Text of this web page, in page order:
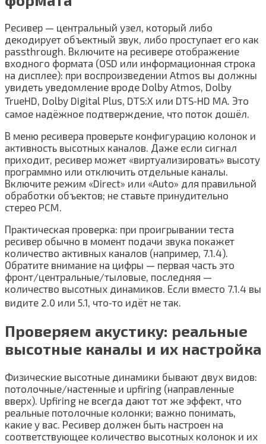
Ресивер — центральный узел, который либо
декодирует объектный звук, либо проступает его как
passthrough. Включите на ресивере отображение
входного формата (OSD или информационная строка
на дисплее): при воспроизведении Atmos вы должны
увидеть уведомление вроде Dolby Atmos, Dolby
TrueHD, Dolby Digital Plus, DTS:X или DTS‑HD MA. Это
самое надёжное подтверждение, что поток дошёл.
В меню ресивера проверьте конфигурацию колонок и
активность высотных каналов. Даже если сигнал
приходит, ресивер может «виртуализировать» высоту
программно или отключить отдельные каналы.
Включите режим «Direct» или «Auto» для правильной
обработки объектов; не ставьте принудительно
стерео PCM.
Практическая проверка: при проигрывании теста
ресивер обычно в момент подачи звука покажет
количество активных каналов (например, 7.1.4).
Обратите внимание на цифры — первая часть это
фронт/центральные/тыловые, последняя —
количество высотных динамиков. Если вместо 7.1.4 вы
видите 2.0 или 5.1, что‑то идёт не так.
Проверяем акустику: реальные
высотные каналы и их настройка
Физические высотные динамики бывают двух видов:
потолочные/настенные и upfiring (направленные
вверх). Upfiring не всегда дают тот же эффект, что
реальные потолочные колонки; важно понимать,
какие у вас. Ресивер должен быть настроен на
соответствующее количество высотных колонок и их